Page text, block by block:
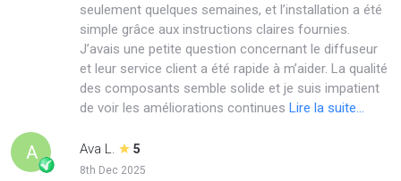
seulement quelques semaines, et l’installation a été
simple grâce aux instructions claires fournies.
J’avais une petite question concernant le diffuseur
et leur service client a été rapide à m’aider. La qualité
des composants semble solide et je suis impatient
de voir les améliorations continues Lire la suite...
A Ava L. 5
8th Dec 2025